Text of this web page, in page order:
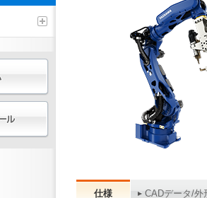
仕様 CADデータ/外